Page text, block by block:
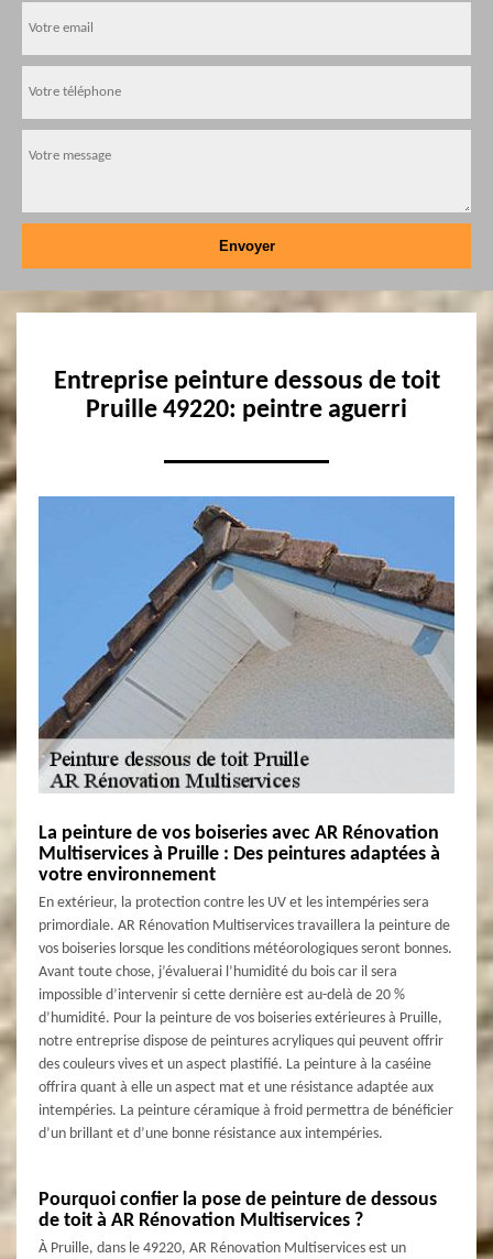
Entreprise peinture dessous de toit
Pruille 49220: peintre aguerri
La peinture de vos boiseries avec AR Rénovation
Multiservices à Pruille : Des peintures adaptées à
votre environnement
En extérieur, la protection contre les UV et les intempéries sera
primordiale. AR Rénovation Multiservices travaillera la peinture de
vos boiseries lorsque les conditions météorologiques seront bonnes.
Avant toute chose, j’évaluerai l’humidité du bois car il sera
impossible d’intervenir si cette dernière est au-delà de 20 %
d’humidité. Pour la peinture de vos boiseries extérieures à Pruille,
notre entreprise dispose de peintures acryliques qui peuvent offrir
des couleurs vives et un aspect plastifié. La peinture à la caséine
offrira quant à elle un aspect mat et une résistance adaptée aux
intempéries. La peinture céramique à froid permettra de bénéficier
d’un brillant et d’une bonne résistance aux intempéries.
Pourquoi confier la pose de peinture de dessous
de toit à AR Rénovation Multiservices ?
À Pruille, dans le 49220, AR Rénovation Multiservices est un